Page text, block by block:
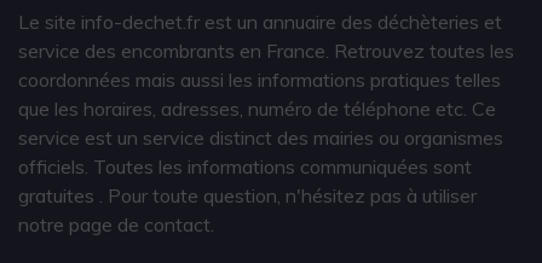
Le site info-dechet.fr est un annuaire des déchèteries et
service des encombrants en France. Retrouvez toutes les
coordonnées mais aussi les informations pratiques telles
que les horaires, adresses, numéro de téléphone etc. Ce
service est un service distinct des mairies ou organismes
officiels. Toutes les informations communiquées sont
gratuites
. Pour toute question, n'hésitez pas à utiliser
notre page de contact.